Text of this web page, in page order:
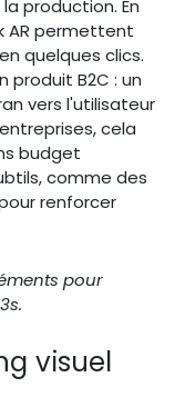
production. En
AR permettent
quelques clics.
produit B2C : un
vers l'utilisateur
cela
budget
comme des
renforcer
pour
visuel